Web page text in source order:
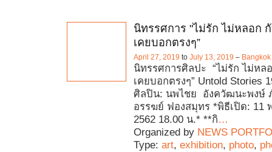
นิทรรศการ "ไม่รัก ไม่หลอก
เคยบอกตรงๆ”
April 27, 2019 to July 13, 2019 –
นิทรรศการศิลปะ “ไม่รัก ไม่หล
เคยบอกตรงๆ” Untold Stories
ศิลปิน: นพไชย อังควัฒนะพงษ์
อรรฆย์ ฟองสมุทร *พิธีเปิด: 11
2562 18.00 น.* **กิ…
Organized by NEWS
Type: art, exhibition, photo,